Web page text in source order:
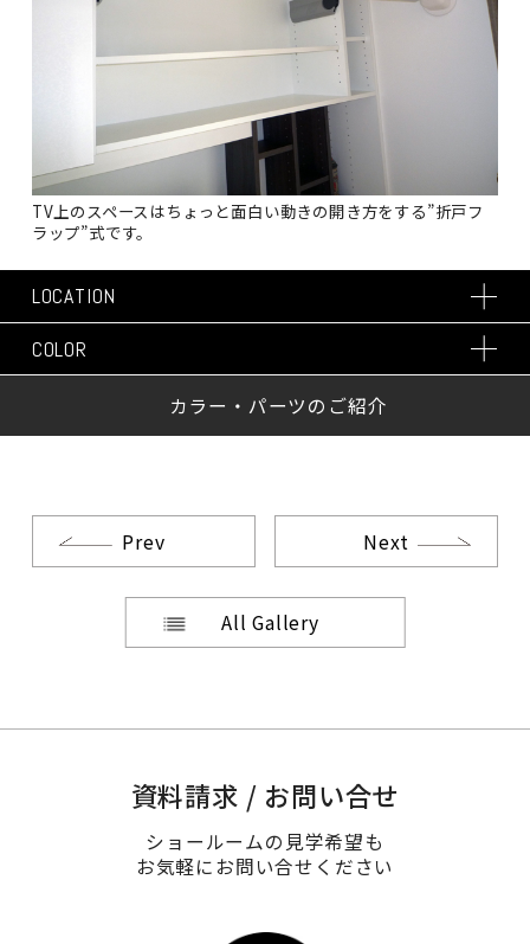
TV上のスペースはちょっと面白い動きの開き方をする”折戸フ
ラップ”式です。
LOCATION
COLOR
カラー・パーツのご紹介
Prev
All Gallery
Next
資料請求 / お問い合せ
ショールームの見学希望も
お気軽にお問い合せください